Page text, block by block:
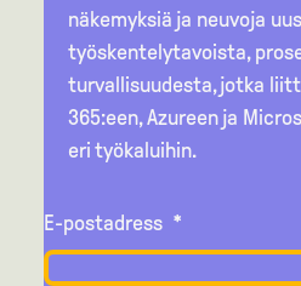
näkemyksiä ja neuvoja
työskentelytavoista,
turvallisuudesta, jotka
365:een, Azureen ja
eri työkaluihin.
E-postadress *